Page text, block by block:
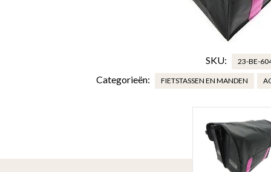
SKU: 23-BE-
Categorieën: FIETSTASSEN EN MANDEN